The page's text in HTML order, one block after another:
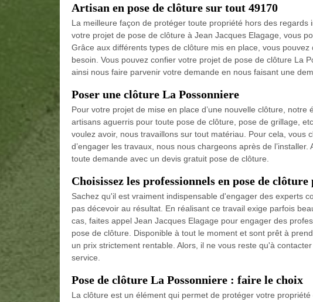
Artisan en pose de clôture sur tout 49170
La meilleure façon de protéger toute propriété hors des
votre projet de pose de clôture à Jean Jacques Elagage, vous
Grâce aux différents types de clôture mis en place, vous
besoin. Vous pouvez confier votre projet de pose de clôture La
ainsi nous faire parvenir votre demande en nous faisant une
Poser une clôture La Possonniere
Pour votre projet de mise en place d’une nouvelle clôture,
artisans aguerris pour toute pose de clôture, pose de grillage,
voulez avoir, nous travaillons sur tout matériau. Pour cela, vous
d’engager les travaux, nous nous chargeons après de
toute demande avec un devis gratuit pose de clôture.
Choisissez les professionnels en pose de
Sachez qu'il est vraiment indispensable d'engager des experts
pas décevoir au résultat. En réalisant ce travail exige parfois
cas, faites appel Jean Jacques Elagage pour engager des
pose de clôture. Disponible à tout le moment et sont prêt à
un prix strictement rentable. Alors, il ne vous reste qu'à
service.
Pose de clôture La Possonniere : faire le choix
La clôture est un élément qui permet de protéger votre